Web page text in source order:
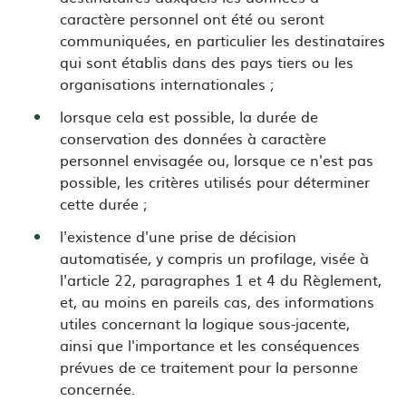
caractère personnel ont été ou seront
communiquées, en particulier les destinataires
qui sont établis dans des pays tiers ou les
organisations internationales ;
lorsque cela est possible, la durée de
conservation des données à caractère
personnel envisagée ou, lorsque ce n'est pas
possible, les critères utilisés pour déterminer
cette durée ;
l'existence d'une prise de décision
automatisée, y compris un profilage, visée à
l'article 22, paragraphes 1 et 4 du Règlement,
et, au moins en pareils cas, des informations
utiles concernant la logique sous-jacente,
ainsi que l'importance et les conséquences
prévues de ce traitement pour la personne
concernée.